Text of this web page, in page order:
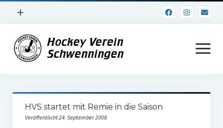
Menü
+
Impressum
Datenschutz
Menü
öffnen
Verein
Daten und Fakten
HVS startet mit Remie in die Saison
Veröffentlicht 24. September 2008